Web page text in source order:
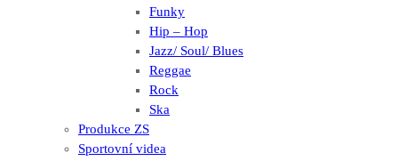
Funky
Hip – Hop
Jazz/ Soul/ Blues
Reggae
Rock
Ska
Produkce ZS
Sportovní videa